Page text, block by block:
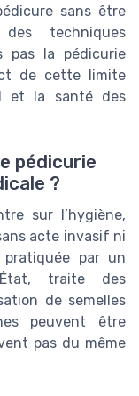
sans être
des techniques
pas la pédicurie
de cette limite
et la santé des
pédicurie
?
sur l’hygiène,
acte invasif ni
pratiquée par un
traite des
de semelles
peuvent être
pas du même